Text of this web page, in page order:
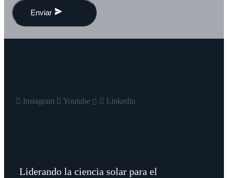
Enviar
Instagram Youtube Linkedin
Liderando la ciencia solar para el